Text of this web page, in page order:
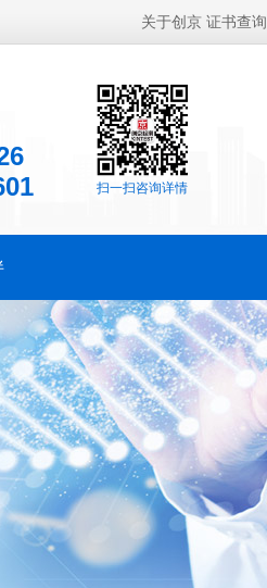
关于创京 证书查询
扫一扫咨询详情